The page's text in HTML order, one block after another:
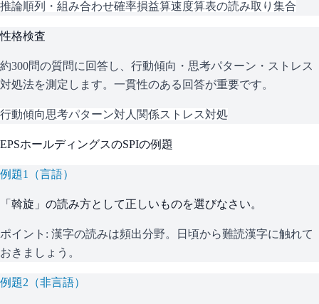
推論順列・組み合わせ確率損益算速度算表の読み取り 集合
性格検査
約300問の質問に回答し、行動傾向・思考パターン・ストレス
対処法を測定します。一貫性のある回答が重要です。
行動傾向思考パターン対人関係ストレス対処
EPSホールディングスのSPIの例題
例題1 （言語）
「斡旋」の読み方として正しいものを選びなさい。
ポイント: 漢字の読みは頻出分野。日頃から難読漢字に触れて
おきましょう。
例題2 （非言語）